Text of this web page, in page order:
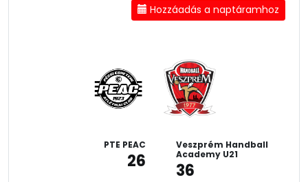
Hozzáadás a naptáramhoz
PTE PEAC
26
Veszprém Handball
Academy U21
36